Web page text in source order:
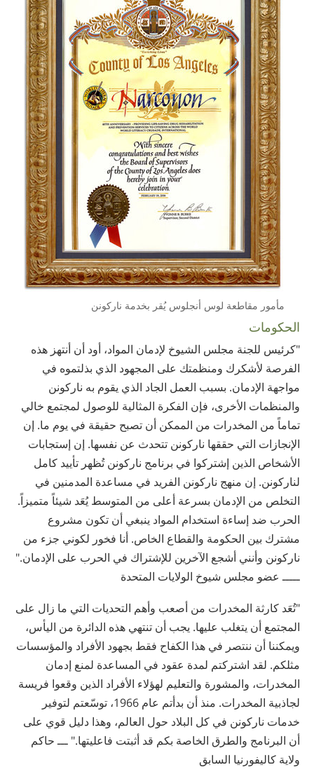
مأمور مقاطعة لوس أنجلوس يُقر بخدمة ناركونن
الحكومات
"كرئيس للجنة مجلس الشيوخ لإدمان المواد، أود أن أنتهز هذه
الفرصة لأشكرك ومنظمتك على المجهود الذي بذلتموه في
مواجهة الإدمان. بسبب العمل الجاد الذي يقوم به ناركونن
والمنظمات الأخرى، فإن الفكرة المثالية للوصول لمجتمع خالي
تماماً من المخدرات من الممكن أن تصبح حقيقة في يوم ما. إن
الإنجازات التي حققها ناركونن تتحدث عن نفسها. إن إستجابات
الأشخاص الذين إشتركوا في برنامج ناركونن تُظهر تأييد كامل
لناركونن. إن منهج ناركونن الفريد في مساعدة المدمنين في
التخلص من الإدمان بسرعة أعلى من المتوسط يُعَد شيئاً متميزاً.
الحرب ضد إساءة استخدام المواد ينبغي أن تكون مشروع
مشترك بين الحكومة والقطاع الخاص. أنا فخور لكوني جزء من
ناركونن وأنني أشجع الآخرين للإشتراك في الحرب على الإدمان."
ـــــ عضو مجلس شيوخ الولايات المتحدة
"تُعَد كارثة المخدرات من أصعب وأهم التحديات التي ما زال على
المجتمع أن يتغلب عليها. يجب أن تنتهي هذه الدائرة من اليأس،
ويمكننا أن ننتصر في هذا الكفاح فقط بجهود الأفراد والمؤسسات
مثلكم. لقد اشتركتم لمدة عقود في المساعدة لمنع إدمان
المخدرات، والمشورة والتعليم لهؤلاء الأفراد الذين وقعوا فريسة
لجاذبية المخدرات. منذ أن بدأتم عام 1966، توسّعتم لتوفير
خدمات ناركونن في كل البلاد حول العالم، وهذا دليل قوي على
أن البرنامج والطرق الخاصة بكم قد أثبتت فاعليتها." ـــ حاكم
ولاية كاليفورنيا السابق